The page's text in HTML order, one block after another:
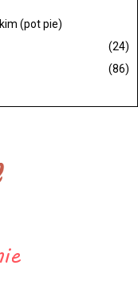
(pot pie)
(24)
(86)